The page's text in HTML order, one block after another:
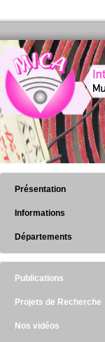
Présentation
Informations
Départements
Publications
Projets de Recherche
Nos vidéos